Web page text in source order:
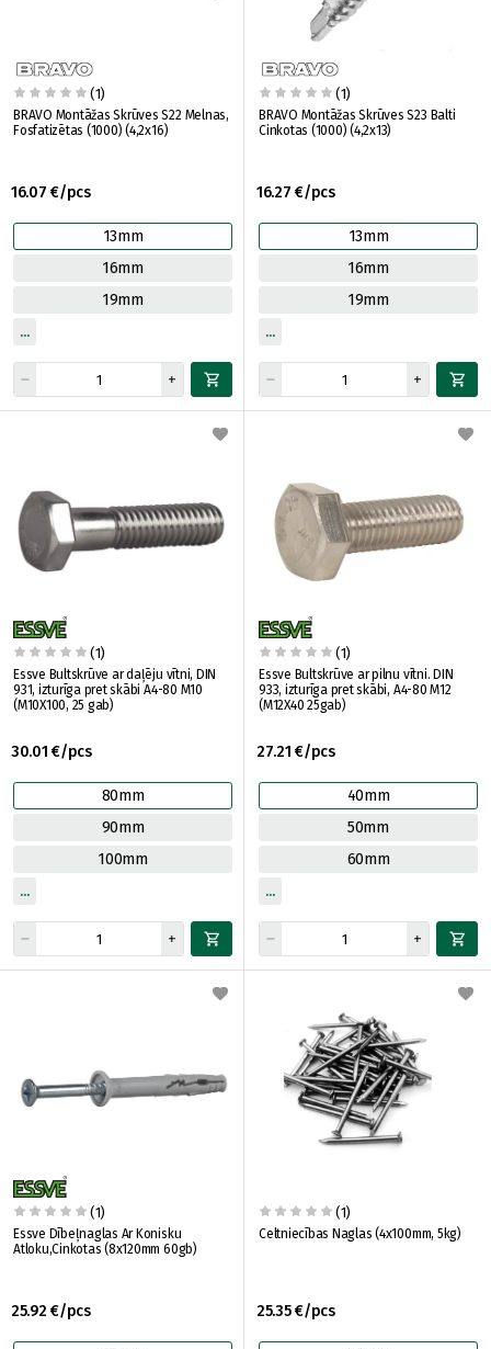
(1)
BRAVO Montāžas Skrūves S22 Melnas,
Fosfatizētas (1000) (4,2x16)
16.07 €/pcs
13mm
16mm
19mm
(1)
BRAVO Montāžas Skrūves S23 Balti
Cinkotas (1000) (4,2x13)
16.27 €/pcs
13mm
16mm
19mm
(1)
Essve Bultskrūve ar daļēju vītni, DIN
931, izturīga pret skābi A4-80 M10
(M10X100, 25 gab)
30.01 €/pcs
80mm
90mm
100mm
(1)
Essve Bultskrūve ar pilnu vītni. DIN
933, izturīga pret skābi, A4-80 M12
(M12X40 25gab)
27.21 €/pcs
40mm
50mm
60mm
(1)
Essve Dībeļnaglas Ar Konisku
Atloku,Cinkotas (8x120mm 60gb)
25.92 €/pcs
(1)
Celtniecības Naglas (4x100mm, 5kg)
25.35 €/pcs